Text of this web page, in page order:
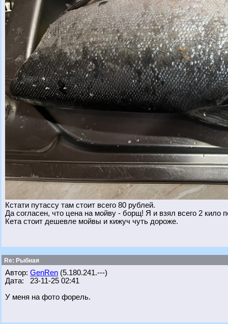
Кстати путассу там стоит всего 80 рублей.
Да согласен, что цена на мойву - борщ! Я и взял всего 2 кило
Кета стоит дешевле мойвы и кижуч чуть дороже.
Re: Рыбная
Автор: GenRen (5.180.241.---)
Дата: 23-11-25 02:41
У меня на фото форель.